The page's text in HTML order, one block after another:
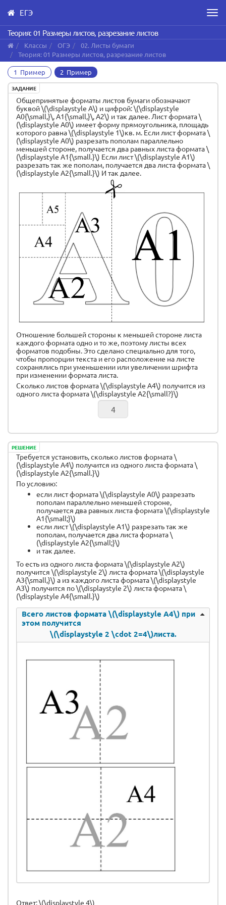
Skip
to
main
content
ЕГЭ
Теория: 01 Размеры листов, разрезание листов
Классы ОГЭ
02. Листы бумаги
Теория: 01 Размеры листов, разрезание листов
1 Пример 2 Пример
ЗАДАНИЕ
Общепринятые форматы листов бумаги обозначают
буквой \(\displaystyle А\) и цифрой: \(\displaystyle
А0{\small,}\, А1{\small,}\, А2\) и так далее. Лист формата \
(\displaystyle А0\) имеет форму прямоугольника, площадь
которого равна \(\displaystyle 1\)кв. м. Если лист формата \
(\displaystyle А0\) разрезать пополам параллельно
меньшей стороне, получается два равных листа формата \
(\displaystyle А1{\small.}\) Если лист \(\displaystyle А1\)
разрезать так же пополам, получается два листа формата \
(\displaystyle А2{\small.}\) И так далее.
Отношение большей стороны к меньшей стороне листа
каждого формата одно и то же, поэтому листы всех
форматов подобны. Это сделано специально для того,
чтобы пропорции текста и его расположение на листе
сохранялись при уменьшении или увеличении шрифта
при изменении формата листа.
Сколько листов формата \(\displaystyle А4\) получится из
одного листа формата \(\displaystyle А2{\small?}\)
РЕШЕНИЕ
Требуется установить, сколько листов формата \
(\displaystyle А4\) получится из одного листа формата \
(\displaystyle А2{\small.}\)
По условию:
если лист формата \(\displaystyle А0\) разрезать
пополам параллельно меньшей стороне,
получается два равных листа формата \(\displaystyle
А1{\small;}\)
если лист \(\displaystyle А1\) разрезать так же
пополам, получается два листа формата \
(\displaystyle А2{\small;}\)
и так далее.
То есть из одного листа формата \(\displaystyle А2\)
получится \(\displaystyle 2\) листа формата \(\displaystyle
А3{\small,}\) а из каждого листа формата \(\displaystyle
А3\) получится по \(\displaystyle 2\) листа формата \
(\displaystyle А4{\small.}\)
Всего листов формата \(\displaystyle А4\) при
этом получится
\(\displaystyle 2 \cdot 2=4\)листа.
Ответ: \(\displaystyle 4\)